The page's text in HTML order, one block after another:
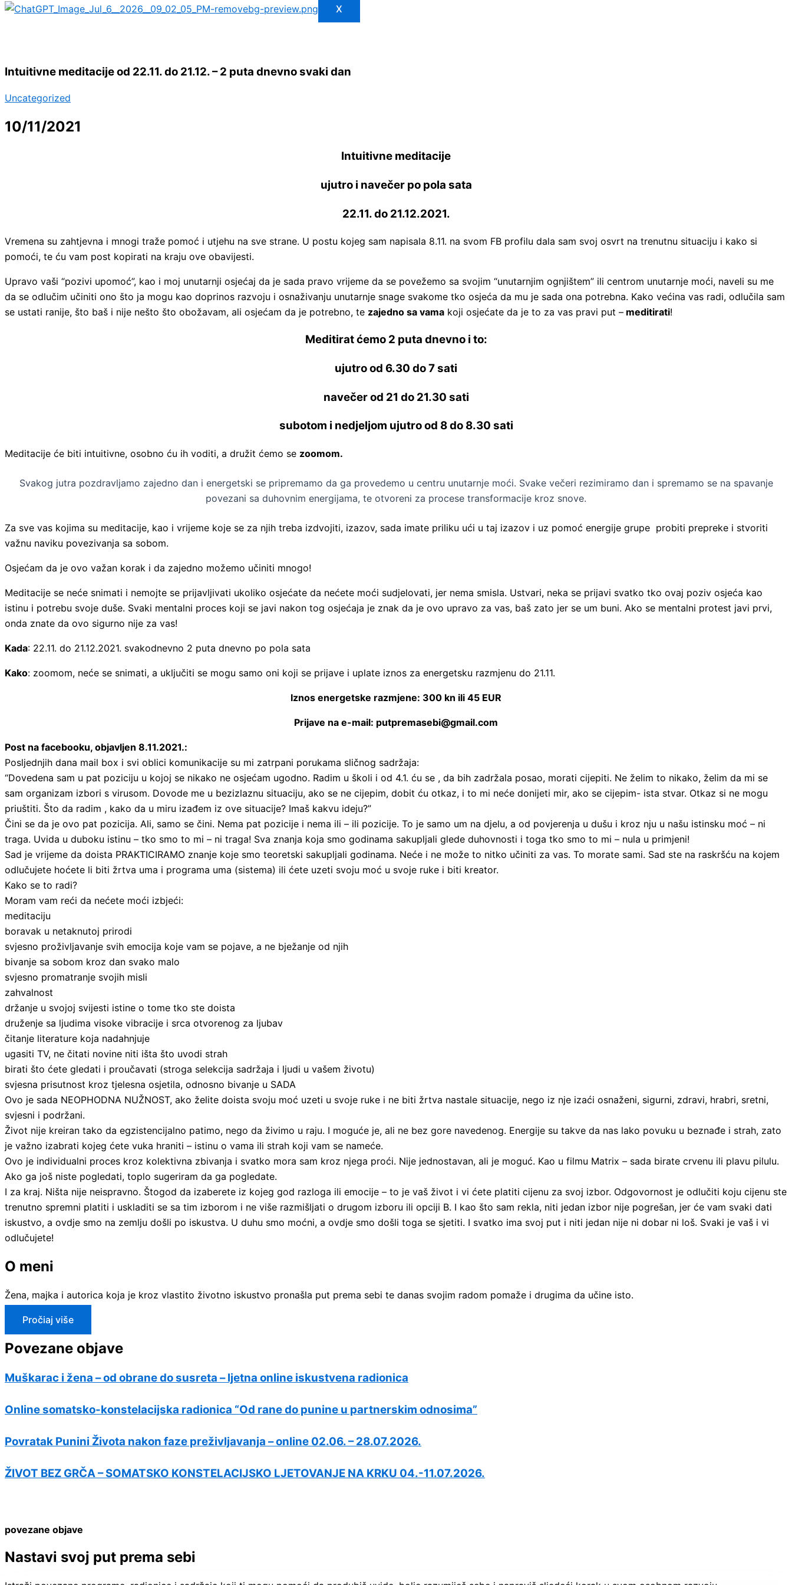
X
Intuitivne meditacije od 22.11. do 21.12. – 2 puta dnevno svaki dan
Uncategorized
10/11/2021
Intuitivne meditacije
ujutro i navečer po pola sata
22.11. do 21.12.2021.
Vremena su zahtjevna i mnogi traže pomoć i utjehu na sve strane. U postu kojeg sam napisala 8.11. na svom FB profilu dala sam svoj osvrt na trenutnu situaciju i kako si
pomoći, te ću vam post kopirati na kraju ove obavijesti.
Upravo vaši “pozivi upomoć”, kao i moj unutarnji osjećaj da je sada pravo vrijeme da se povežemo sa svojim “unutarnjim ognjištem” ili centrom unutarnje moći, naveli su me
da se odlučim učiniti ono što ja mogu kao doprinos razvoju i osnaživanju unutarnje snage svakome tko osjeća da mu je sada ona potrebna. Kako većina vas radi, odlučila sam
se ustati ranije, što baš i nije nešto što obožavam, ali osjećam da je potrebno, te zajedno sa vama koji osjećate da je to za vas pravi put – meditirati!
Meditirat ćemo 2 puta dnevno i to:
ujutro od 6.30 do 7 sati
navečer od 21 do 21.30 sati
subotom i nedjeljom ujutro od 8 do 8.30 sati
Meditacije će biti intuitivne, osobno ću ih voditi, a družit ćemo se zoomom.
Svakog jutra pozdravljamo zajedno dan i energetski se pripremamo da ga provedemo u centru unutarnje moći. Svake večeri rezimiramo dan i spremamo se na spavanje
povezani sa duhovnim energijama, te otvoreni za procese transformacije kroz snove.
Za sve vas kojima su meditacije, kao i vrijeme koje se za njih treba izdvojiti, izazov, sada imate priliku ući u taj izazov i uz pomoć energije grupe probiti prepreke i stvoriti
važnu naviku povezivanja sa sobom.
Osjećam da je ovo važan korak i da zajedno možemo učiniti mnogo!
Meditacije se neće snimati i nemojte se prijavljivati ukoliko osjećate da nećete moći sudjelovati, jer nema smisla. Ustvari, neka se prijavi svatko tko ovaj poziv osjeća kao
istinu i potrebu svoje duše. Svaki mentalni proces koji se javi nakon tog osjećaja je znak da je ovo upravo za vas, baš zato jer se um buni. Ako se mentalni protest javi prvi,
onda znate da ovo sigurno nije za vas!
Kada: 22.11. do 21.12.2021. svakodnevno 2 puta dnevno po pola sata
Kako: zoomom, neće se snimati, a uključiti se mogu samo oni koji se prijave i uplate iznos za energetsku razmjenu do 21.11.
Iznos energetske razmjene: 300 kn ili 45 EUR
Prijave na e-mail: putpremasebi@gmail.com
Post na facebooku, objavljen 8.11.2021.:
Posljednjih dana mail box i svi oblici komunikacije su mi zatrpani porukama sličnog sadržaja:
“Dovedena sam u pat poziciju u kojoj se nikako ne osjećam ugodno. Radim u školi i od 4.1. ću se , da bih zadržala posao, morati cijepiti. Ne želim to nikako, želim da mi se
sam organizam izbori s virusom. Dovode me u bezizlaznu situaciju, ako se ne cijepim, dobit ću otkaz, i to mi neće donijeti mir, ako se cijepim- ista stvar. Otkaz si ne mogu
priuštiti. Što da radim , kako da u miru izađem iz ove situacije? Imaš kakvu ideju?”
Čini se da je ovo pat pozicija. Ali, samo se čini. Nema pat pozicije i nema ili – ili pozicije. To je samo um na djelu, a od povjerenja u dušu i kroz nju u našu istinsku moć – ni
traga. Uvida u duboku istinu – tko smo to mi – ni traga! Sva znanja koja smo godinama sakupljali glede duhovnosti i toga tko smo to mi – nula u primjeni!
Sad je vrijeme da doista PRAKTICIRAMO znanje koje smo teoretski sakupljali godinama. Neće i ne može to nitko učiniti za vas. To morate sami. Sad ste na raskršću na kojem
odlučujete hoćete li biti žrtva uma i programa uma (sistema) ili ćete uzeti svoju moć u svoje ruke i biti kreator.
Kako se to radi?
Moram vam reći da nećete moći izbjeći:
meditaciju
boravak u netaknutoj prirodi
svjesno proživljavanje svih emocija koje vam se pojave, a ne bježanje od njih
bivanje sa sobom kroz dan svako malo
svjesno promatranje svojih misli
zahvalnost
držanje u svojoj svijesti istine o tome tko ste doista
druženje sa ljudima visoke vibracije i srca otvorenog za ljubav
čitanje literature koja nadahnjuje
ugasiti TV, ne čitati novine niti išta što uvodi strah
birati što ćete gledati i proučavati (stroga selekcija sadržaja i ljudi u vašem životu)
svjesna prisutnost kroz tjelesna osjetila, odnosno bivanje u SADA
Ovo je sada NEOPHODNA NUŽNOST, ako želite doista svoju moć uzeti u svoje ruke i ne biti žrtva nastale situacije, nego iz nje izaći osnaženi, sigurni, zdravi, hrabri, sretni,
svjesni i podržani.
Život nije kreiran tako da egzistencijalno patimo, nego da živimo u raju. I moguće je, ali ne bez gore navedenog. Energije su takve da nas lako povuku u beznađe i strah, zato
je važno izabrati kojeg ćete vuka hraniti – istinu o vama ili strah koji vam se nameće.
Ovo je individualni proces kroz kolektivna zbivanja i svatko mora sam kroz njega proći. Nije jednostavan, ali je moguć. Kao u filmu Matrix – sada birate crvenu ili plavu pilulu.
Ako ga još niste pogledati, toplo sugeriram da ga pogledate.
I za kraj. Ništa nije neispravno. Štogod da izaberete iz kojeg god razloga ili emocije – to je vaš život i vi ćete platiti cijenu za svoj izbor. Odgovornost je odlučiti koju cijenu ste
trenutno spremni platiti i uskladiti se sa tim izborom i ne više razmišljati o drugom izboru ili opciji B. I kao što sam rekla, niti jedan izbor nije pogrešan, jer će vam svaki dati
iskustvo, a ovdje smo na zemlju došli po iskustva. U duhu smo moćni, a ovdje smo došli toga se sjetiti. I svatko ima svoj put i niti jedan nije ni dobar ni loš. Svaki je vaš i vi
odlučujete!
O meni
Žena, majka i autorica koja je kroz vlastito životno iskustvo pronašla put prema sebi te danas svojim radom pomaže i drugima da učine isto.
Pročiaj više
Povezane objave
Muškarac i žena – od obrane do susreta – ljetna online iskustvena radionica
Online somatsko-konstelacijska radionica “Od rane do punine u partnerskim odnosima”
Povratak Punini Života nakon faze preživljavanja – online 02.06. – 28.07.2026.
ŽIVOT BEZ GRČA – SOMATSKO KONSTELACIJSKO LJETOVANJE NA KRKU 04.-11.07.2026.
povezane objave
Nastavi svoj put prema sebi